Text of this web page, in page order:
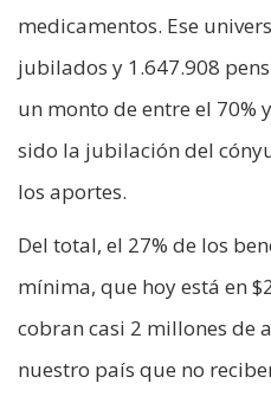
medicamentos. Ese
jubilados y 1.647.908
un monto de entre el 70%
sido la jubilación del
los aportes.
Del total, el 27% de los
mínima, que hoy está en
cobran casi 2 millones de
nuestro país que no